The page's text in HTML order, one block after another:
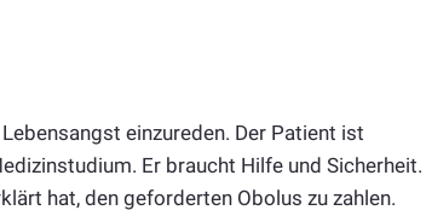
einzureden. Der Patient ist
Er braucht Hilfe und Sicherheit.
hat, den geforderten Obolus zu zahlen.